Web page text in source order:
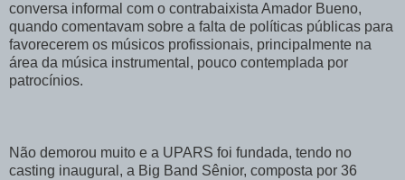
conversa informal com o contrabaixista Amador Bueno,
quando comentavam sobre a falta de políticas públicas para
favorecerem os músicos profissionais, principalmente na
área da música instrumental, pouco contemplada por
patrocínios.
Não demorou muito e a UPARS foi fundada, tendo no
casting inaugural, a Big Band Sênior, composta por 36